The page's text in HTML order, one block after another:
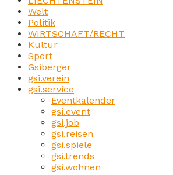
Welt
Politik
WIRTSCHAFT/RECHT
Kultur
Sport
Gsiberger
gsi.verein
gsi.service
Eventkalender
gsi.event
gsi.job
gsi.reisen
gsi.spiele
gsi.trends
gsi.wohnen